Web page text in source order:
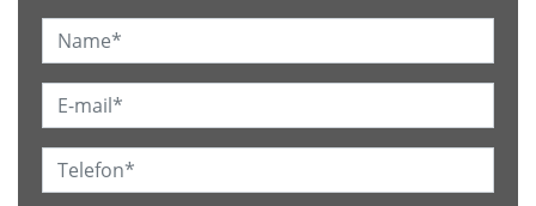
Name:*
E-mail:*
Telefon:*